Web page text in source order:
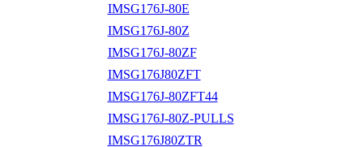
IMSG176J-80E
IMSG176J-80Z
IMSG176J-80ZF
IMSG176J80ZFT
IMSG176J-80ZFT44
IMSG176J-80Z-PULLS
IMSG176J80ZTR